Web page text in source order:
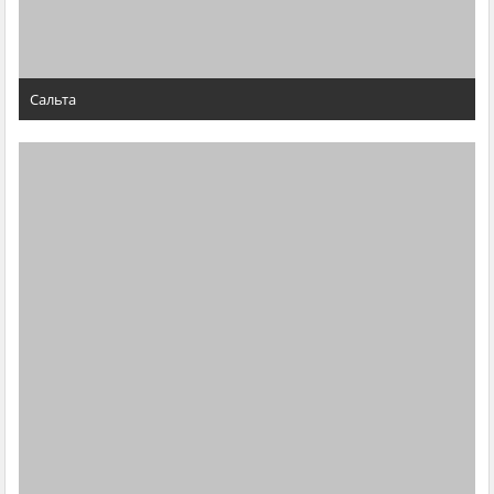
Сальта